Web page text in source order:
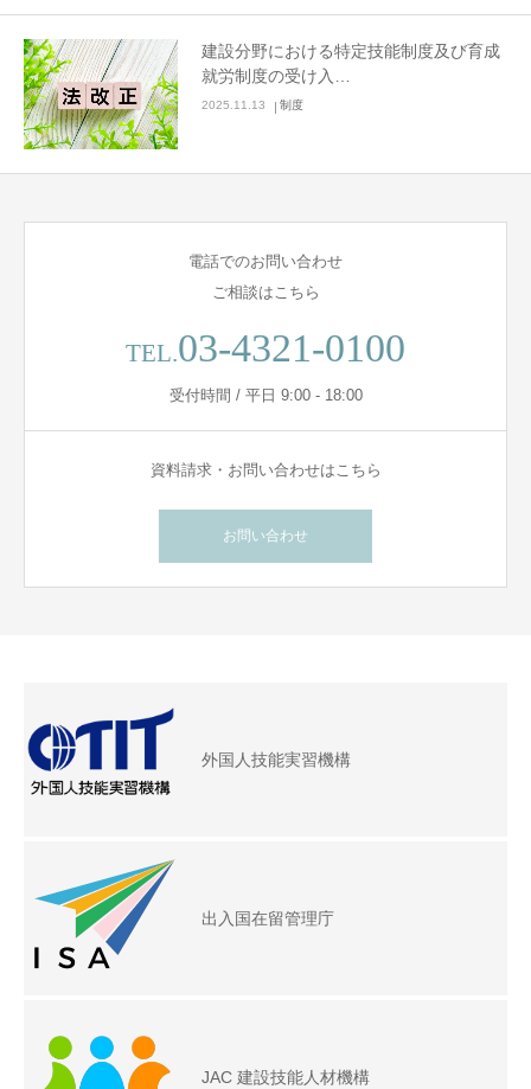
建設分野における特定技能制度及び育成
就労制度の受け入…
2025.11.13 制度
電話でのお問い合わせ
ご相談はこちら
TEL.03-4321-0100
受付時間 / 平日 9:00 - 18:00
資料請求・お問い合わせはこちら
お問い合わせ
外国人技能実習機構
出入国在留管理庁
JAC 建設技能人材機構